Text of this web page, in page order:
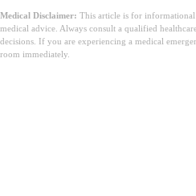
Medical Disclaimer: This article is for
medical advice. Always consult a qualified
decisions. If you are experiencing a medical
room immediately.